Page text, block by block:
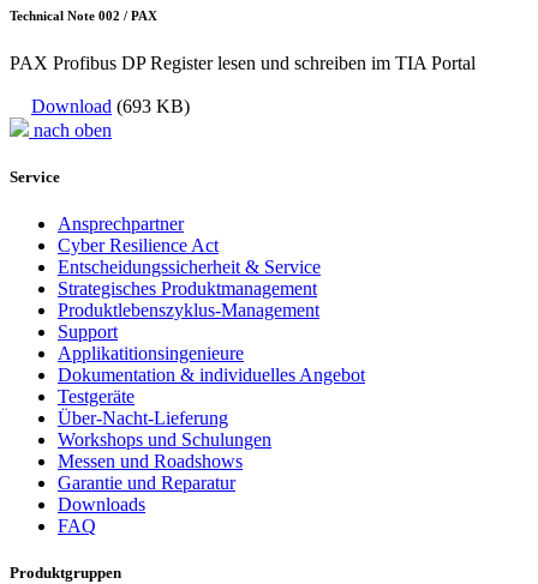
Technical Note 002 / PAX
PAX Profibus DP Register lesen und schreiben im TIA Portal
Download (693 KB)
nach oben
Service
Ansprechpartner
Cyber Resilience Act
Entscheidungssicherheit & Service
Strategisches Produktmanagement
Produktlebenszyklus-Management
Support
Applikatitionsingenieure
Dokumentation & individuelles Angebot
Testgeräte
Über-Nacht-Lieferung
Workshops und Schulungen
Messen und Roadshows
Garantie und Reparatur
Downloads
FAQ
Produktgruppen